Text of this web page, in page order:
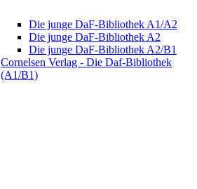
Die junge DaF-Bibliothek A1/A2
Die junge DaF-Bibliothek A2
Die junge DaF-Bibliothek A2/B1
Cornelsen Verlag - Die Daf-Bibliothek
(A1/B1)